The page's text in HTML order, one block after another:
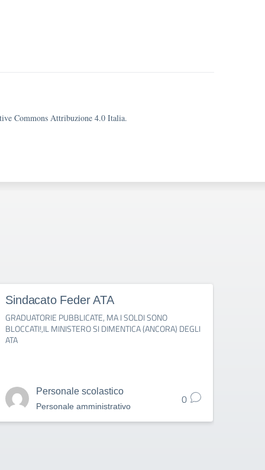
Commons Attribuzione 4.0 Italia.
Sindacato Feder ATA
GRADUATORIE PUBBLICATE, MA I SOLDI SONO
BLOCCATI!,IL MINISTERO SI DIMENTICA (ANCORA) DEGLI
ATA
Personale scolastico
Personale amministrativo 0